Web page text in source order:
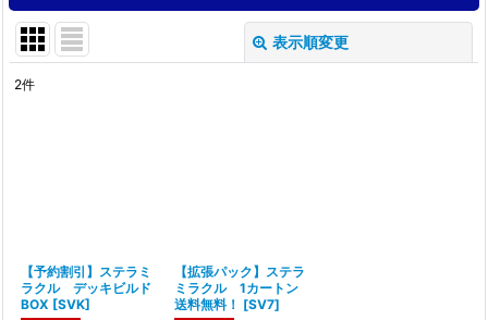
表示順変更
2件
【予約割引】ステラミ
ラクル デッキビルド
BOX [SVK]
【拡張パック】ステラ
ミラクル 1カートン
送料無料！ [SV7]